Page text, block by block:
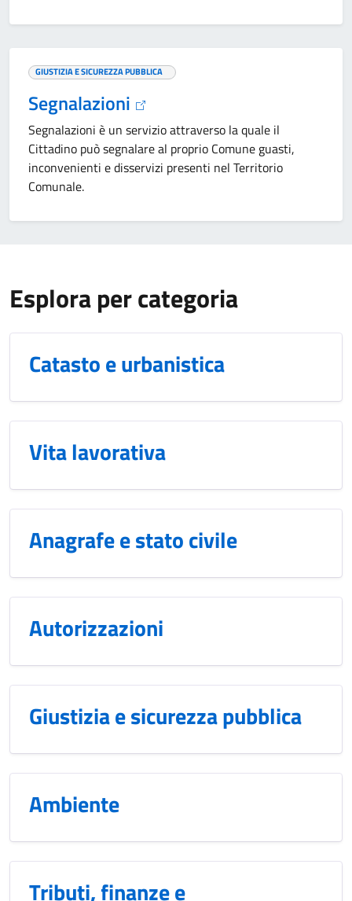
GIUSTIZIA E SICUREZZA PUBBLICA
Segnalazioni
Segnalazioni è un servizio attraverso la quale il
Cittadino può segnalare al proprio Comune guasti,
inconvenienti e disservizi presenti nel Territorio
Comunale.
Esplora per categoria
Catasto e urbanistica
Vita lavorativa
Anagrafe e stato civile
Autorizzazioni
Giustizia e sicurezza pubblica
Ambiente
Tributi, finanze e